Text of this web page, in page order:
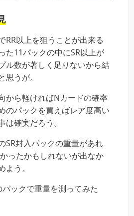
RR以上を狙うことが出来る
た11パックの中にSR以上が
ル数が著しく足りないから結
うが。
から軽ければNカードの確率
のパックを買えばレア度高い
は確実だろう。
SR封入パックの重量があれ
ったかもしれないが出なか
う。
ックで重量を測ってみた